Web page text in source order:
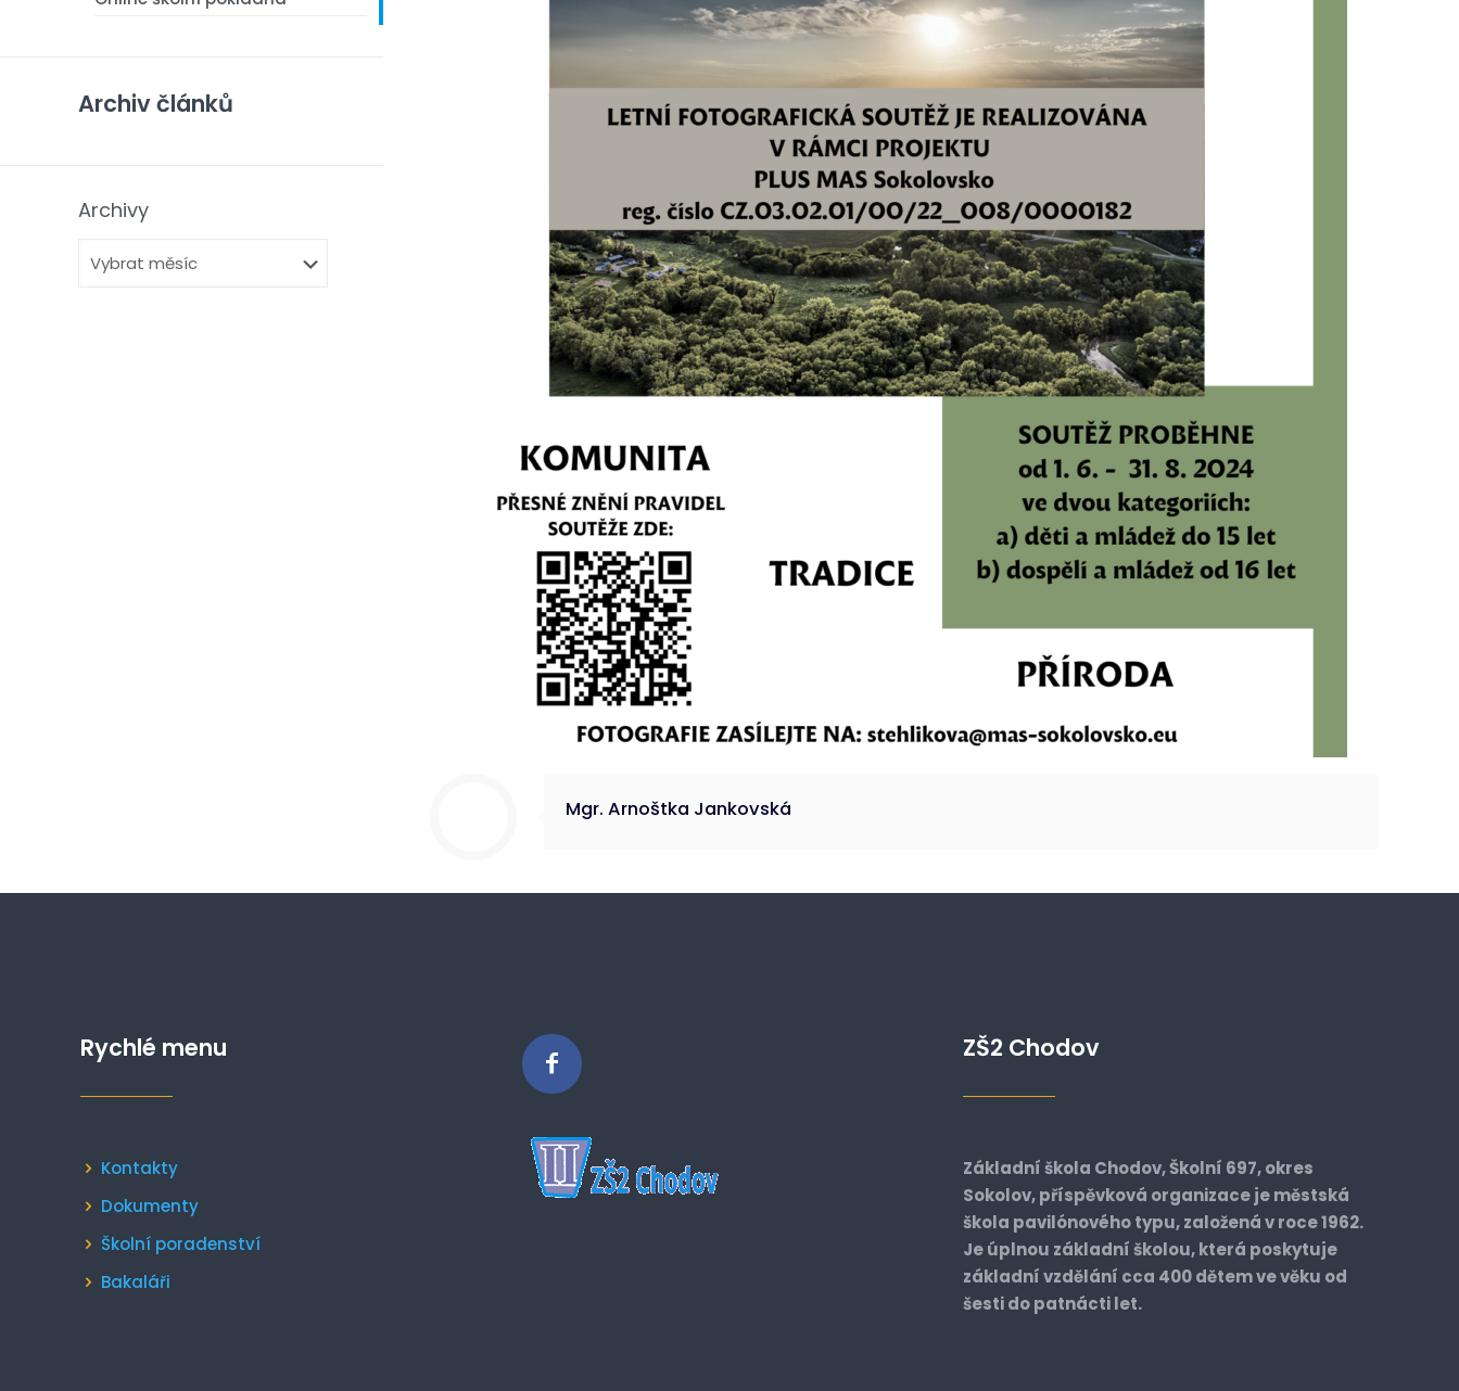
Mgr. Arnoštka Jankovská
Archiv článků
Archivy
Rychlé menu
Kontakty
Dokumenty
Školní poradenství
Bakaláři
ZŠ2 Chodov
Základní škola Chodov, Školní 697, okres
Sokolov, příspěvková organizace je městská
škola pavilónového typu, založená v roce 1962.
Je úplnou základní školou, která poskytuje
základní vzdělání cca 400 dětem ve věku od
šesti do patnácti let.